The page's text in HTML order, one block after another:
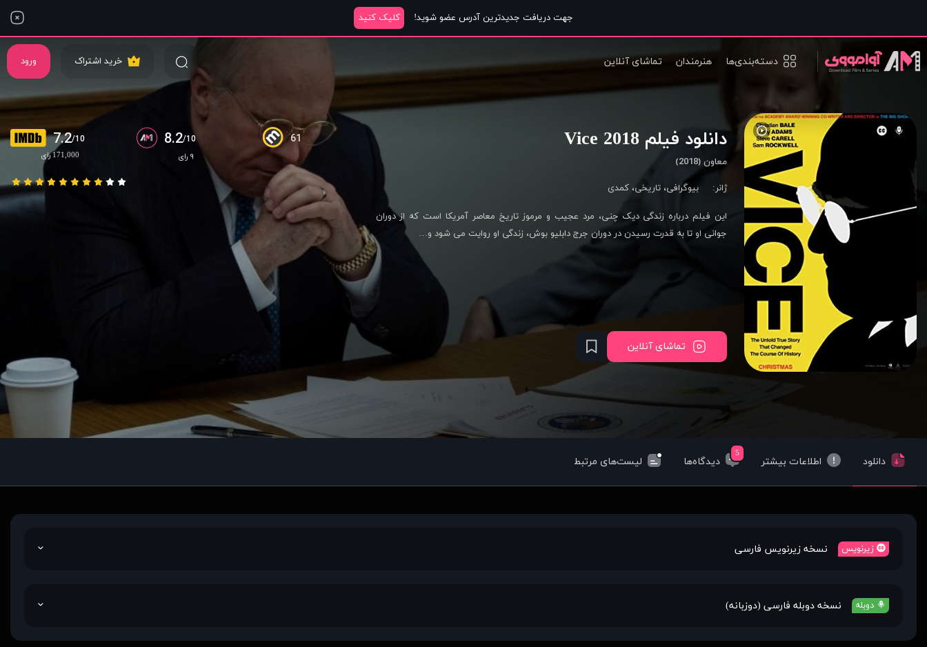
جهت دریافت جدیدترین آدرس عضو شوید! کلیک کنید
دسته‌بندی‌ها هنرمندان تماشای آنلاین خرید اشتراک ورود
دانلود فیلم Vice 2018
معاون (2018)
ژانر: بیوگرافی، تاریخی، کمدی
این فیلم درباره‎ زندگی دیک چنی، مرد عجیب و مرموز تاریخ معاصر آمریکا است که از دوران
جوانی او تا به قدرت رسیدن در دوران جرج دابلیو بوش، زندگی او روایت می شود و…
7.2/10
171,000 رای
8.2/10
۹ رای
61
تماشای آنلاین
دانلود اطلاعات بیشتر
5
دیدگاه‌ها لیست‌های مرتبط
زیرنویس نسخه زیرنویس فارسی
دوبله نسخه دوبله فارسی (دوزبانه)